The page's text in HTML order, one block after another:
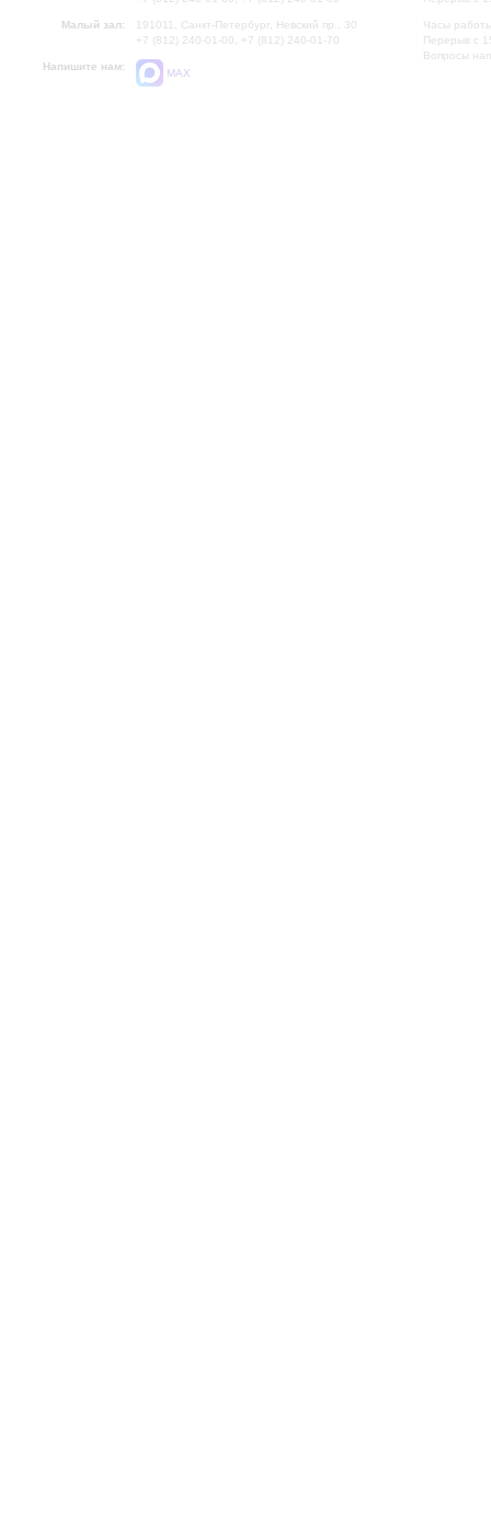
Малый зал:
191011, Санкт-Петербург, Невский пр., 30
+7 (812) 240-01-00, +7 (812) 240-01-70
Напишите нам:
MAX
Часы
Перерыв с
Вопросы